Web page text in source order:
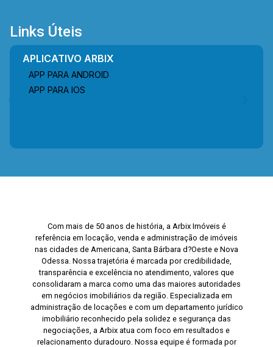
Links Úteis
APLICATIVO ARBIX
APP PARA ANDROID
APP PARA IOS
Com mais de 50 anos de história, a Arbix Imóveis é
referência em locação, venda e administração de imóveis
nas cidades de Americana, Santa Bárbara d?Oeste e Nova
Odessa. Nossa trajetória é marcada por credibilidade,
transparência e excelência no atendimento, valores que
consolidaram a marca como uma das maiores autoridades
em negócios imobiliários da região. Especializada em
administração de locações e com um departamento jurídico
imobiliário reconhecido pela solidez e segurança das
negociações, a Arbix atua com foco em resultados e
relacionamento duradouro. Nossa equipe é formada por